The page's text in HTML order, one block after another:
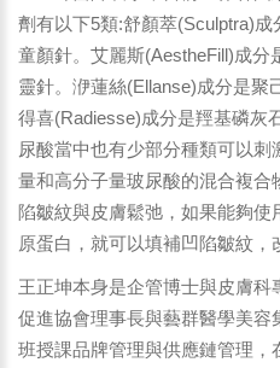
劑有以下5類:舒顏萃(Sculptra)
童顏針。艾麗斯(AestheFill)成
靈針。洢蓮絲(Ellanse)成分是聚
得喜(Radiesse)成分是羥基磷灰
尿酸當中也有少部分種類可以
量和高分子量玻尿酸的混合複合
陷皺紋與皮膚鬆弛，如果能夠
原蛋白，就可以填補凹陷皺紋，
王正坤本身是企管博士與皮膚
促進協會理事長與藝群醫學美
班授課品牌管理與供應鏈管理